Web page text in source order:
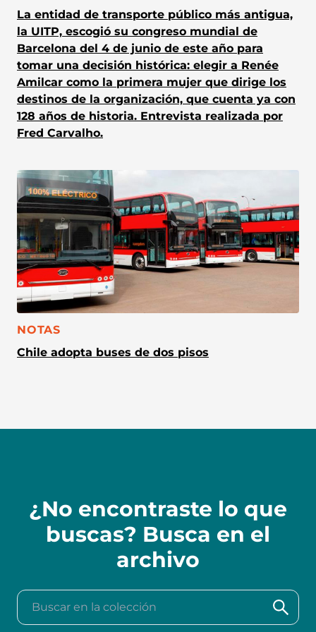
La entidad de transporte público más antigua,
la UITP, escogió su congreso mundial de
Barcelona del 4 de junio de este año para
tomar una decisión histórica: elegir a Renée
Amilcar como la primera mujer que dirige los
destinos de la organización, que cuenta ya con
128 años de historia. Entrevista realizada por
Fred Carvalho.
CATEGORÍA:
NOTAS
Chile adopta buses de dos pisos
¿No encontraste lo que
buscas? Busca en el
archivo
Buscar en la colección